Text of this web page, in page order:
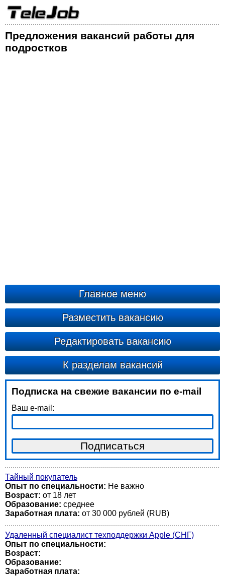
Предложения вакансий работы для
подростков
Главное меню
Разместить вакансию
Редактировать вакансию
К разделам вакансий
Подписка на свежие вакансии по e-mail
Ваш e-mail:
Тайный покупатель
Опыт по специальности: Не важно
Возраст: от 18 лет
Образование: среднее
Заработная плата: от 30 000 рублей (RUB)
Удаленный специалист техподдержки Apple (СНГ)
Опыт по специальности:
Возраст:
Образование:
Заработная плата: